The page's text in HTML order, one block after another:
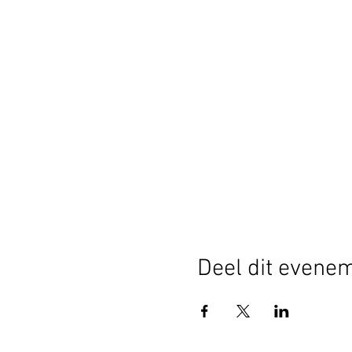
Deel dit